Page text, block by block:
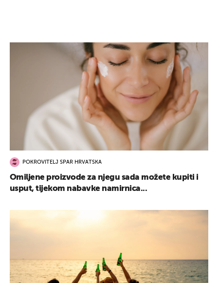
POKROVITELJ SPAR HRVATSKA
Omiljene proizvode za njegu sada možete kupiti i
usput, tijekom nabavke namirnica...